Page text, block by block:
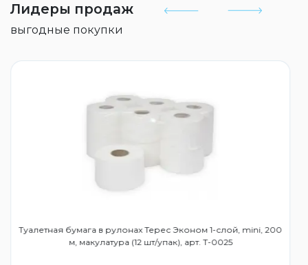
Лидеры продаж
выгодные покупки
Туалетная бумага в рулонах Терес Эконом 1-слой, mini, 200
м, макулатура (12 шт/упак), арт. Т-0025